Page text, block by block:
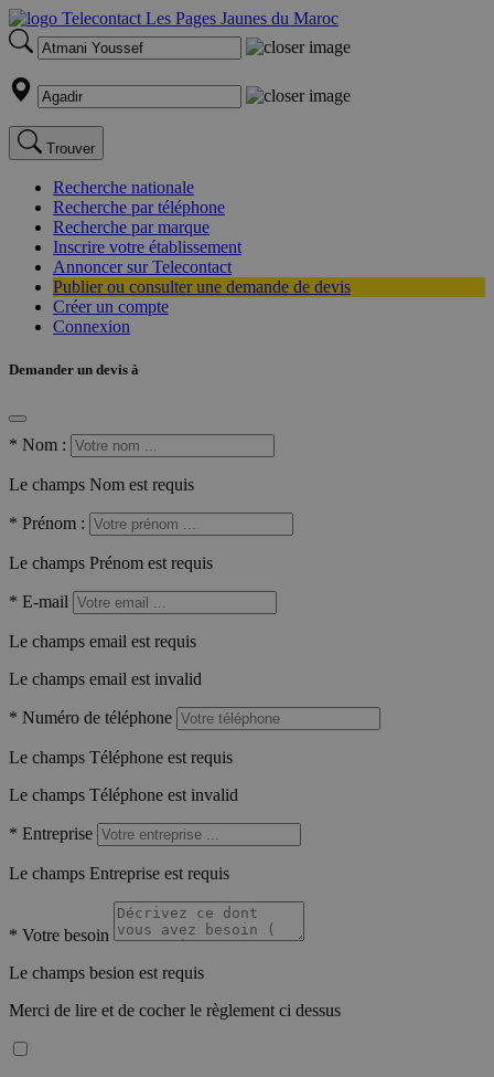
Trouver
Recherche nationale
Recherche par téléphone
Recherche par marque
Inscrire votre établissement
Annoncer sur Telecontact
Publier ou consulter une demande de devis
Créer un compte
Connexion
Demander un devis à
* Nom :
Le champs Nom est requis
* Prénom :
Le champs Prénom est requis
* E-mail
Le champs email est requis
Le champs email est invalid
* Numéro de téléphone
Le champs Téléphone est requis
Le champs Téléphone est invalid
* Entreprise
Le champs Entreprise est requis
* Votre besoin
Le champs besion est requis
Merci de lire et de cocher le règlement ci dessus